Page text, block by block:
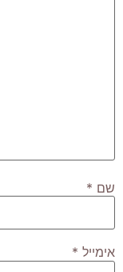
שם *
אימייל *